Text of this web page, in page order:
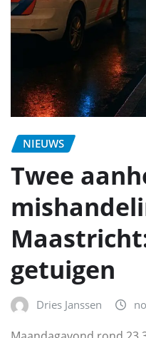
NIEUWS
Twee
getuigen
Dries Janssen